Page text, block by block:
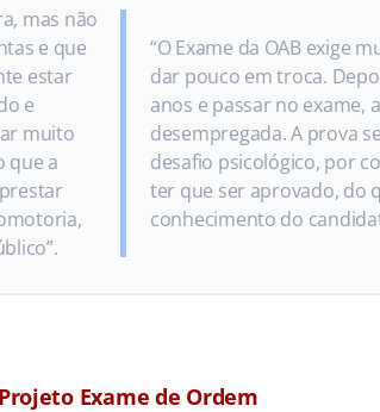
mas não
e que
estar
e
muito
que a
“O Exame da OAB exige
dar pouco em troca.
anos e passar no exame,
desempregada. A prova
desafio psicológico, por
ter que ser aprovado, do
conhecimento do
Projeto Exame de Ordem